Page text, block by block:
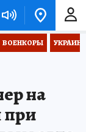
ВОЕНКОРЫ
на
при